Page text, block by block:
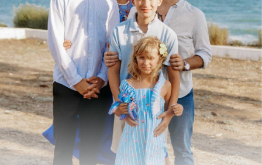
Можно хорошо зарабатывать,
инвестировать и даже откладывать деньги
— но при этом не иметь финансовой
подушки, защиты семьи, пенсионного
плана или понимания налоговых
последствий.
БОЛЬШИНСТВО ФИНАНСОВЫХ
ПРОБЛЕМВОЗНИКАЮТ
НЕ ПОТОМУ, ЧТО ЧЕЛОВЕК МАЛО
ЗАРАБАТЫВАЕТ ИЛИ «ПЛОХО
СТАРАЕТСЯ»
А ПОТОМУ ЧТО У
НЕГОНЕТ СИСТЕМЫ